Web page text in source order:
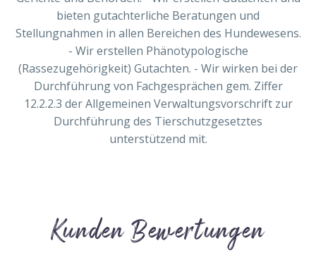
bieten gutachterliche Beratungen und
Stellungnahmen in allen Bereichen des Hundewesens.
- Wir erstellen Phänotypologische
(Rassezugehörigkeit) Gutachten. - Wir wirken bei der
Durchführung von Fachgesprächen gem. Ziffer
12.2.2.3 der Allgemeinen Verwaltungsvorschrift zur
Durchführung des Tierschutzgesetztes
unterstützend mit.
Kunden Bewertungen